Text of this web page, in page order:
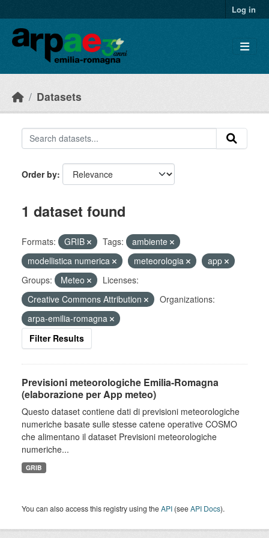
Log in
Datasets
Order by
1 dataset found
Formats: GRIB Tags:
ambiente
modellistica numerica
meteorologia
app
Groups:
Meteo
Licenses:
Creative Commons Attribution
Organizations:
arpa-emilia-romagna
Filter Results
Previsioni meteorologiche Emilia-Romagna
(elaborazione per App meteo)
Questo dataset contiene dati di previsioni meteorologiche
numeriche basate sulle stesse catene operative COSMO
che alimentano il dataset Previsioni meteorologiche
numeriche...
GRIB
You can also access this registry using theAPI (seeAPI Docs).